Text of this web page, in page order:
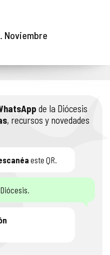
Noviembre
de la Diócesis
, recursos y novedades
este QR.